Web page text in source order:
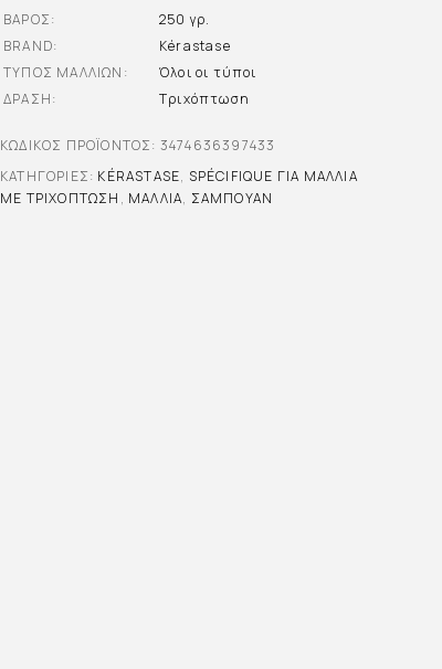
ΒΆΡΟΣ
250 γρ.
BRAND
Kérastase
ΤΎΠΟΣ ΜΑΛΛΙΏΝ
Όλοι οι τύποι
ΔΡΆΣΗ
Τριχόπτωση
ΚΩΔΙΚΌΣ ΠΡΟΪΌΝΤΟΣ: 3474636397433
ΚΑΤΗΓΟΡΊΕΣ: KÉRASTASE, SPÉCIFIQUE ΓΙΑ ΜΑΛΛΙΆ
ΜΕ ΤΡΙΧΌΠΤΩΣΗ , ΜΑΛΛΙΆ, ΣΑΜΠΟΥΆΝ